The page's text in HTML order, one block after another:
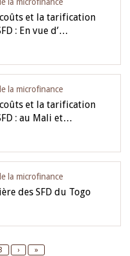
et la tarification
: En vue d’…
la microfinance
et la tarification
: au Mali et…
la microfinance
des SFD du Togo
Next
›
Last
»